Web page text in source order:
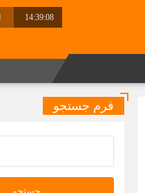
14:39:08
فرم جستجو